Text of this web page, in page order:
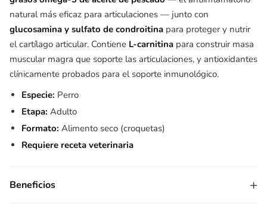
natural más eficaz para articulaciones — junto con
glucosamina y sulfato de condroitina para proteger y nutrir
el cartílago articular. Contiene L-carnitina para construir masa
muscular magra que soporte las articulaciones, y antioxidantes
clínicamente probados para el soporte inmunológico.
Especie: Perro
Etapa: Adulto
Formato: Alimento seco (croquetas)
Requiere receta veterinaria
Beneficios +